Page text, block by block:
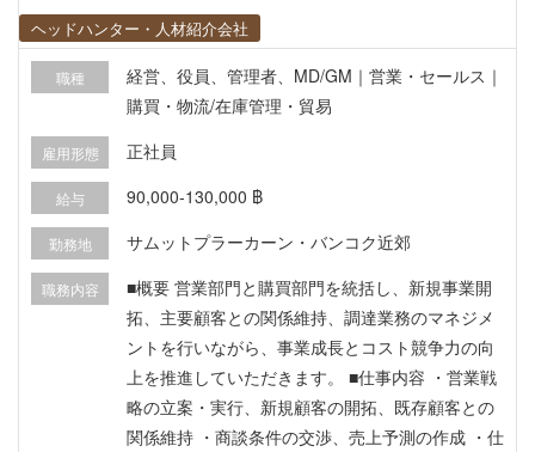
ヘッドハンター・人材紹介会社
職種
経営、役員、管理者、MD/GM｜営業・セールス｜
購買・物流/在庫管理・貿易
雇用形態 正社員
給与 90,000-130,000 ฿
勤務地 サムットプラーカーン・バンコク近郊
職務内容
■概要 営業部門と購買部門を統括し、新規事業開
拓、主要顧客との関係維持、調達業務のマネジメ
ントを行いながら、事業成長とコスト競争力の向
上を推進していただきます。 ■仕事内容 ・営業戦
略の立案・実行、新規顧客の開拓、既存顧客との
関係維持 ・商談条件の交渉、売上予測の作成 ・仕